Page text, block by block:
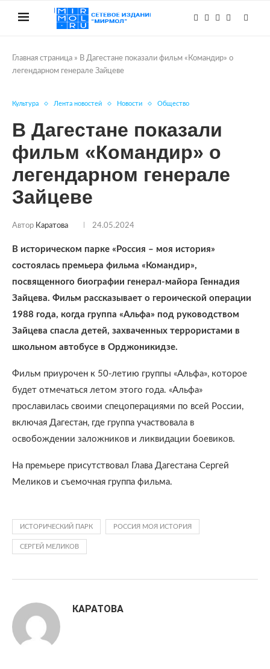
Главная страница » В Дагестане показали фильм «Командир» о
легендарном генерале Зайцеве
Культура Лента новостей Новости Общество
В Дагестане показали
фильм «Командир» о
легендарном генерале
Зайцеве
Автор Каратова 24.05.2024
В историческом парке «Россия – моя история»
состоялась премьера фильма «Командир»,
посвященного биографии генерал-майора Геннадия
Зайцева. Фильм рассказывает о героической операции
1988 года, когда группа «Альфа» под руководством
Зайцева спасла детей, захваченных террористами в
школьном автобусе в Орджоникидзе.
Фильм приурочен к 50-летию группы «Альфа», которое
будет отмечаться летом этого года. «Альфа»
прославилась своими спецоперациями по всей России,
включая Дагестан, где группа участвовала в
освобождении заложников и ликвидации боевиков.
На премьере присутствовал Глава Дагестана Сергей
Меликов и съемочная группа фильма.
ИСТОРИЧЕСКИЙ ПАРК РОССИЯ МОЯ ИСТОРИЯ
СЕРГЕЙ МЕЛИКОВ
КАРАТОВА